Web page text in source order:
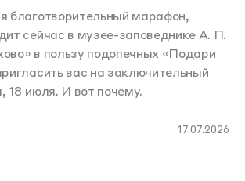
благотворительный марафон,
сейчас в музее-заповеднике А. П.
в пользу подопечных «Подари
вас на заключительный
18 июля. И вот почему.
17.07.2026